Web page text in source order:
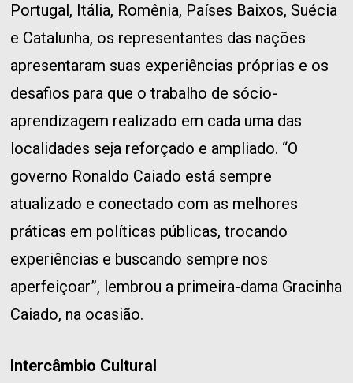
Portugal, Itália, Romênia, Países Baixos, Suécia
e Catalunha, os representantes das nações
apresentaram suas experiências próprias e os
desafios para que o trabalho de sócio-
aprendizagem realizado em cada uma das
localidades seja reforçado e ampliado. “O
governo Ronaldo Caiado está sempre
atualizado e conectado com as melhores
práticas em políticas públicas, trocando
experiências e buscando sempre nos
aperfeiçoar”, lembrou a primeira-dama Gracinha
Caiado, na ocasião.
Intercâmbio Cultural